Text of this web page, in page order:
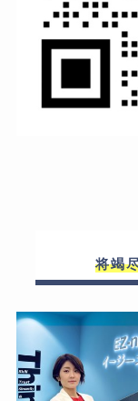
将竭